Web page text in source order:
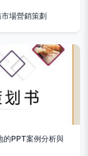
場營銷策劃
的PPT案例分析與